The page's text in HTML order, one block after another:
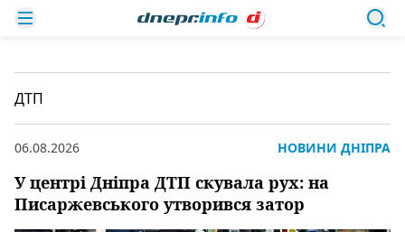
ДТП
У центрі Дніпра ДТП скувала рух: на
Писаржевського утворився затор
06.08.2026 НОВИНИ ДНІПРА